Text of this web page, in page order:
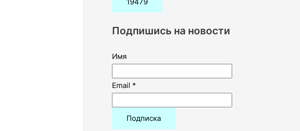
:
Подпишись на новости
Имя
Email *